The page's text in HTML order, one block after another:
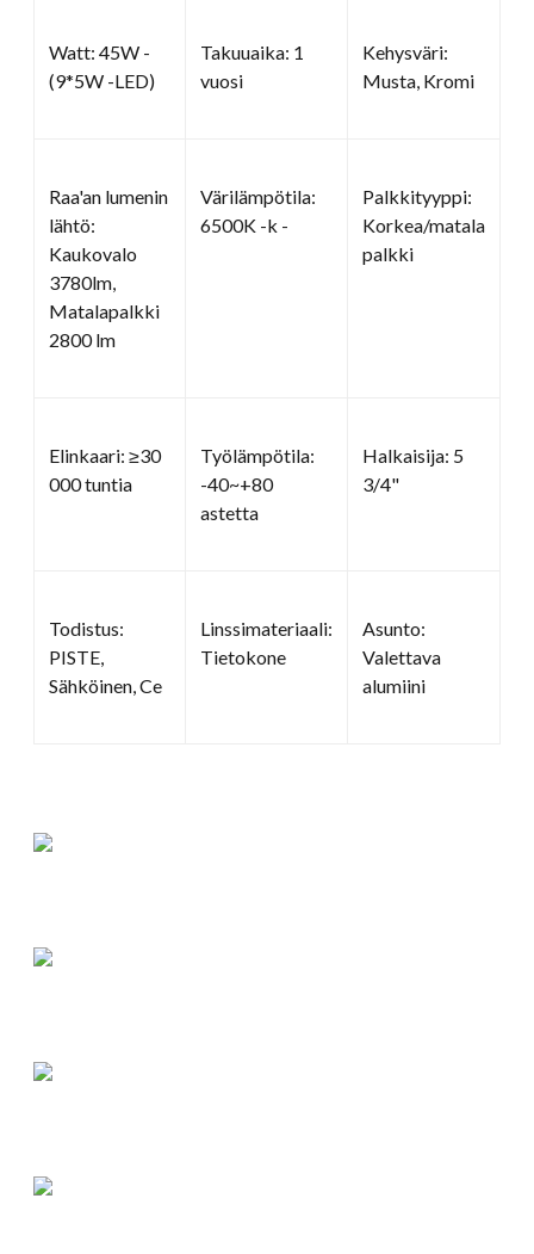
Watt: 45W -
(9*5W -LED)
Takuuaika: 1
vuosi
Kehysväri:
Musta, Kromi
Raa'an lumenin
lähtö:
Kaukovalo
3780lm,
Matalapalkki
2800 lm
Värilämpötila:
6500K -k -
Palkkityyppi:
Korkea/matala
palkki
Elinkaari: ≥30
000 tuntia
Työlämpötila:
-40~+80
astetta
Halkaisija: 5
3/4"
Todistus:
PISTE,
Sähköinen, Ce
Linssimateriaali:
Tietokone
Asunto:
Valettava
alumiini